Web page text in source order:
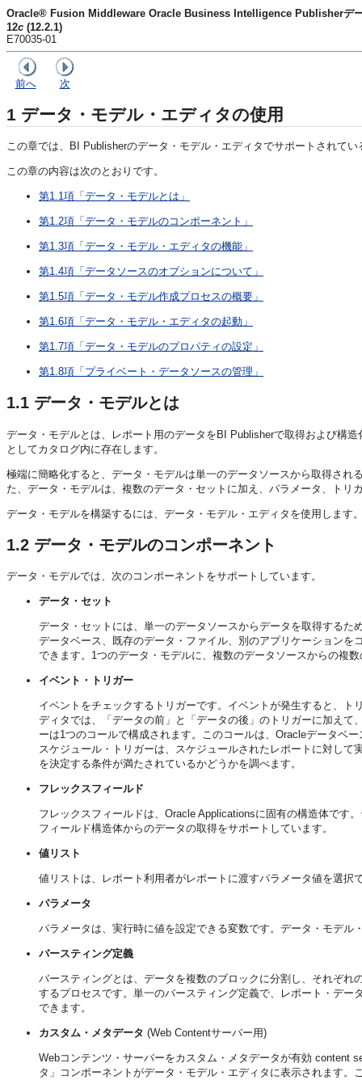
Oracle® Fusion Middleware Oracle Business Intelligence Publisherデ
12c (12.2.1)
E70035-01
前へ 次
1 データ・モデル・エディタの使用
この章では、BI Publisherのデータ・モデル・エディタでサポートされて
この章の内容は次のとおりです。
第1.1項「データ・モデルとは」
第1.2項「データ・モデルのコンポーネント」
第1.3項「データ・モデル・エディタの機能」
第1.4項「データソースのオプションについて」
第1.5項「データ・モデル作成プロセスの概要」
第1.6項「データ・モデル・エディタの起動」
第1.7項「データ・モデルのプロパティの設定」
第1.8項「プライベート・データソースの管理」
1.1 データ・モデルとは
データ・モデルとは、レポート用のデータをBI Publisherで取得および構
としてカタログ内に存在します。
極端に簡略化すると、データ・モデルは単一のデータソースから取得さ
た、データ・モデルは、複数のデータ・セットに加え、パラメータ、ト
データ・モデルを構築するには、データ・モデル・エディタを使用します
1.2 データ・モデルのコンポーネント
データ・モデルでは、次のコンポーネントをサポートしています。
データ・セット
データ・セットには、単一のデータソースからデータを取得する
データベース、既存のデータ・ファイル、別のアプリケーション
できます。1つのデータ・モデルに、複数のデータソースからの複
イベント・トリガー
イベントをチェックするトリガーです。イベントが発生すると、
ディタでは、「データの前」と「データの後」のトリガーに加え
ーは1つのコールで構成されます。このコールは、Oracleデータベ
スケジュール・トリガーは、スケジュールされたレポートに対し
を決定する条件が満たされているかどうかを調べます。
フレックスフィールド
フレックスフィールドは、Oracle Applicationsに固有の構造体です
フィールド構造体からのデータの取得をサポートしています。
値リスト
値リストは、レポート利用者がレポートに渡すパラメータ値を選択
パラメータ
パラメータは、実行時に値を設定できる変数です。データ・モデ
バースティング定義
バースティングとは、データを複数のブロックに分割し、それぞ
するプロセスです。単一のバースティング定義で、レポート・デ
できます。
カスタム・メタデータ (Web Contentサーバー用)
Webコンテンツ・サーバーをカスタム・メタデータが有効 content
タ」コンポーネントがデータ・モデル・エディタに表示されます